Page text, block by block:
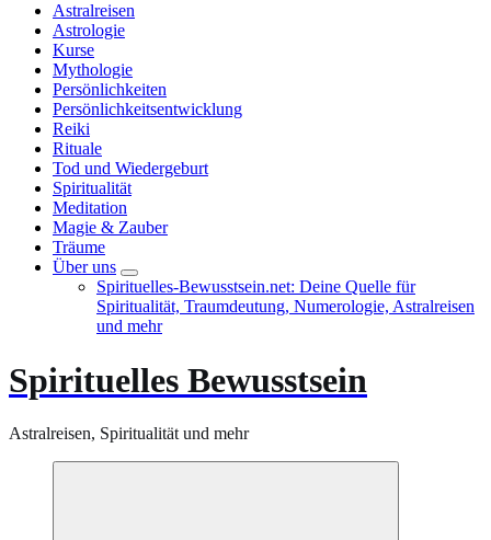
Astralreisen
Astrologie
Kurse
Mythologie
Persönlichkeiten
Persönlichkeitsentwicklung
Reiki
Rituale
Tod und Wiedergeburt
Spiritualität
Meditation
Magie & Zauber
Träume
Über uns
Spirituelles-Bewusstsein.net: Deine Quelle für
Spiritualität, Traumdeutung, Numerologie, Astralreisen
und mehr
Spirituelles Bewusstsein
Astralreisen, Spiritualität und mehr